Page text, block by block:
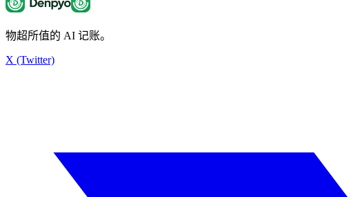
物超所值的 AI 记账。
X (Twitter)